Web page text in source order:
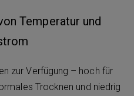
Temperatur und
zur Verfügung – hoch für
Trocknen und niedrig